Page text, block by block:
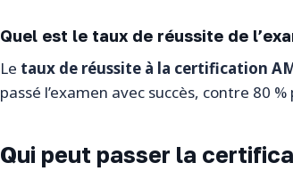
Quel est le taux de réussite de
Le taux de réussite à la certification
passé l’examen avec succès, contre 80
Qui peut passer la